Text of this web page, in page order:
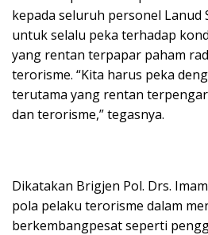
kepada seluruh personel Lanud
untuk selalu peka terhadap
yang rentan terpapar paham
terorisme. “Kita harus peka
terutama yang rentan
dan terorisme,” tegasnya.
Dikatakan Brigjen Pol. Drs.
pola pelaku terorisme dalam
berkembangpesat seperti